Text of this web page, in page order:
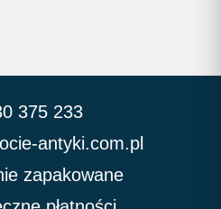
375 233
antyki.com.pl
zapakowane